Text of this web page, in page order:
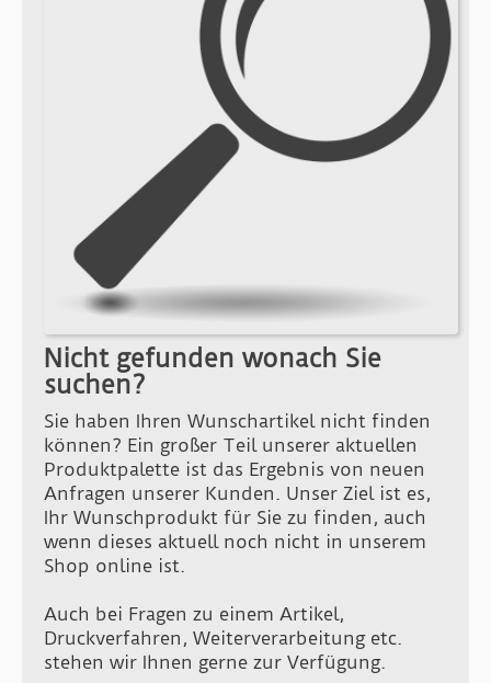
Nicht gefunden wonach Sie
suchen?
Sie haben Ihren Wunschartikel nicht finden
können? Ein großer Teil unserer aktuellen
Produktpalette ist das Ergebnis von neuen
Anfragen unserer Kunden. Unser Ziel ist es,
Ihr Wunschprodukt für Sie zu finden, auch
wenn dieses aktuell noch nicht in unserem
Shop online ist.
Auch bei Fragen zu einem Artikel,
Druckverfahren, Weiterverarbeitung etc.
stehen wir Ihnen gerne zur Verfügung.